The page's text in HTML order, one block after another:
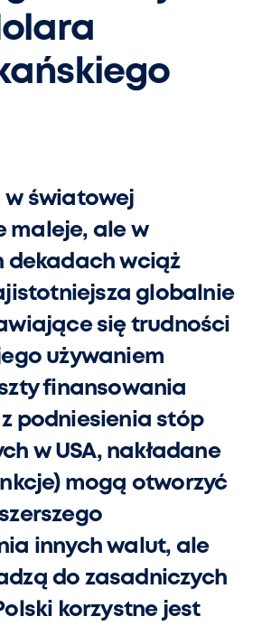
w światowej
maleje, ale w
dekadach wciąż
globalnie
się trudności
używaniem
finansowania
podniesienia stóp
w USA, nakładane
mogą otworzyć
innych walut, ale
do zasadniczych
korzystne jest